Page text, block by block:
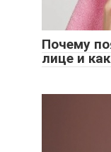
Почему
лице и